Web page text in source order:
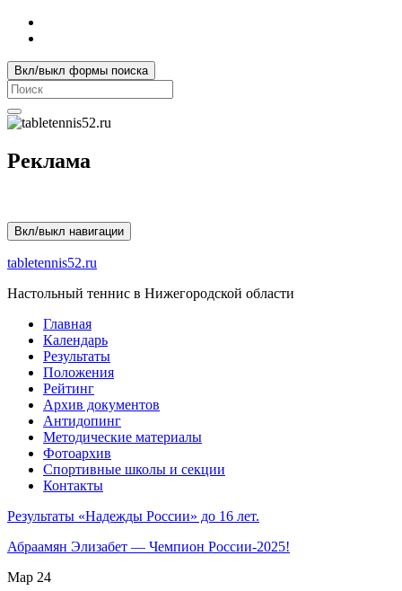
Вкл/выкл формы поиска
Search
for:
Реклама
Вкл/выкл навигации
tabletennis52.ru
Настольный теннис в Нижегородской области
Главная
Календарь
Результаты
Положения
Рейтинг
Архив документов
Антидопинг
Методические материалы
Фотоархив
Спортивные школы и секции
Контакты
Результаты «Надежды России» до 16 лет.
Абраамян Элизабет — Чемпион России-2025!
Мар 24